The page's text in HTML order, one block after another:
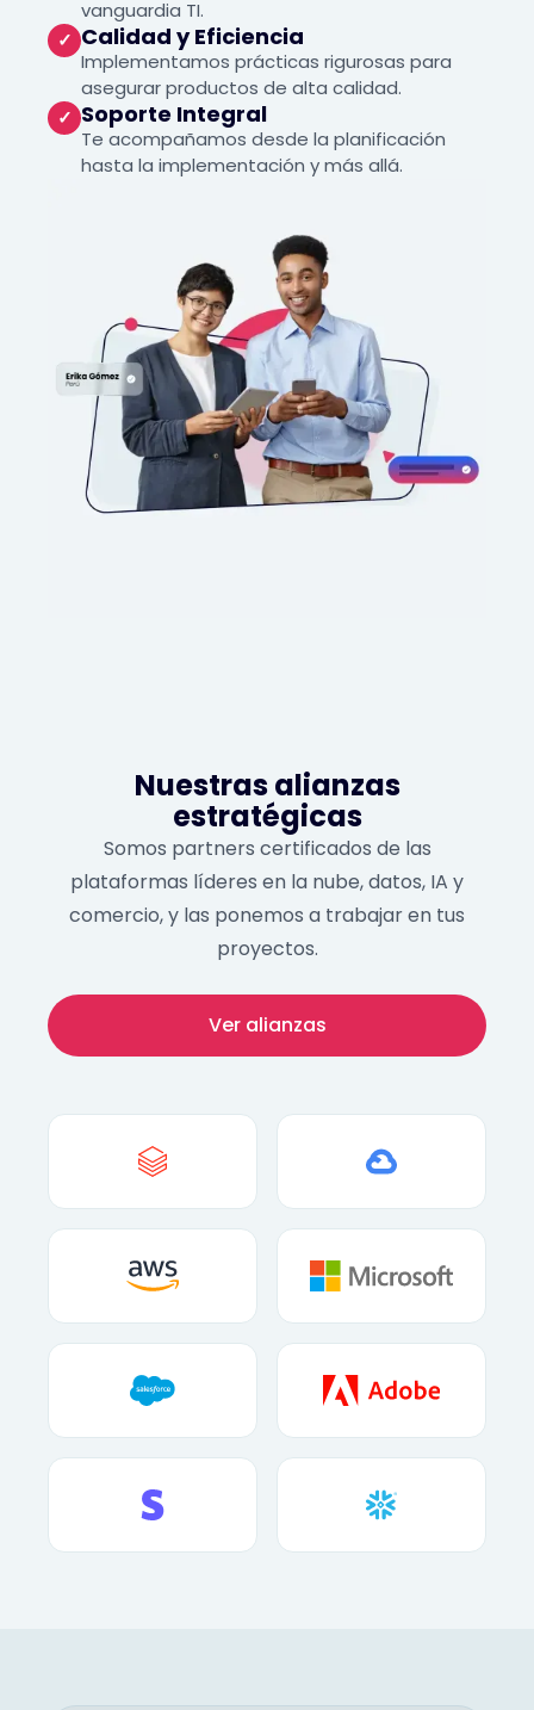
vanguardia TI.
✓ Calidad y Eficiencia
Implementamos prácticas rigurosas para
asegurar productos de alta calidad.
✓ Soporte Integral
Te acompañamos desde la planificación
hasta la implementación y más allá.
Nuestras alianzas
estratégicas
Somos partners certificados de las
plataformas líderes en la nube, datos, IA y
comercio, y las ponemos a trabajar en tus
proyectos.
Ver alianzas